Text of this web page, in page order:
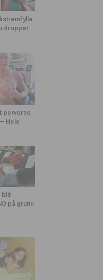
dropper
perverse
Hele
blir
på grunn